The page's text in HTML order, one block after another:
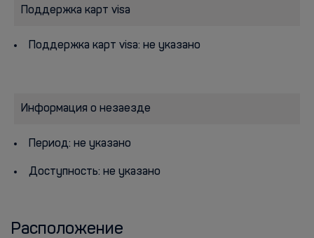
Поддержка карт visa
Поддержка карт visa: не указано
Информация о незаезде
Период: не указано
Доступность: не указано
Расположение